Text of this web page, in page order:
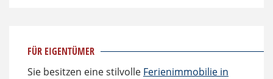
FÜR EIGENTÜMER
Sie besitzen eine stilvolle Ferienimmobilie in